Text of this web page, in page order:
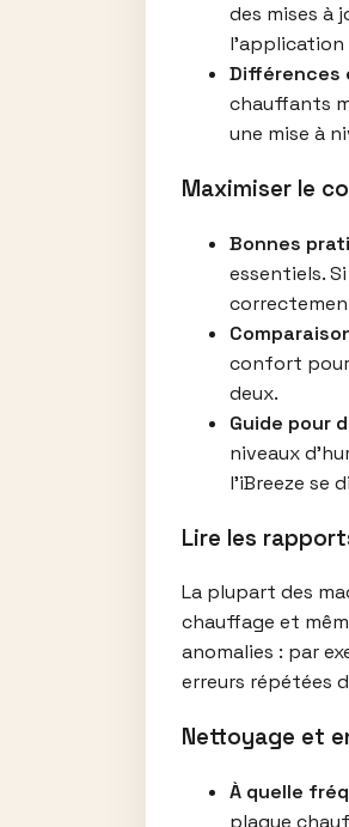
des mises à
Différences
chauffants
une mise à
Maximiser le
Bonnes
essentiels.
confort pour
deux.
Guide pour
niveaux
l’iBreeze
Lire les
La plupart des
chauffage et
anomalies : par
erreurs répétées
Nettoyage et
À quelle
plaque